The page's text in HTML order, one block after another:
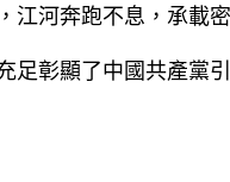
江河奔跑不息，承載
彰顯了中國共產黨